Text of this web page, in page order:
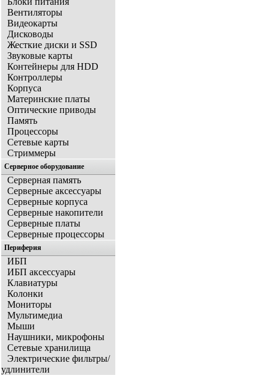
Вентиляторы
Видеокарты
Дисководы
Жесткие диски и SSD
Звуковые карты
Контейнеры для HDD
Контроллеры
Корпуса
Материнские платы
Оптические приводы
Память
Процессоры
Сетевые карты
Стриммеры
Серверное оборудование
Серверная память
Серверные аксессуары
Серверные корпуса
Серверные накопители
Серверные платы
Серверные процессоры
Периферия
ИБП
ИБП аксессуары
Клавиатуры
Колонки
Мониторы
Мультимедиа
Мыши
Наушники, микрофоны
Сетевые хранилища
Электрические фильтры/
удлинители